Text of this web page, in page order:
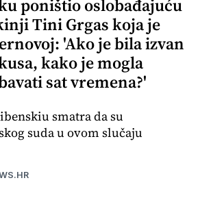
poništio oslobađajuću
Tini Grgas koja je
'Ako je bila izvan
kako je mogla
sat vremena?'
smatra da su
suda u ovom slučaju